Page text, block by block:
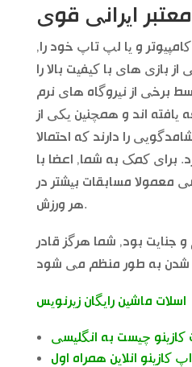
ایرانی قوی
و یا لپ تاپ خود را,
بازی های با کیفیت بالا را
برخی از نیروگاه های نرم
یافته اند و همچنین یکی از
را دارند که احتمالا
برای کمک به شما, اعضا با
معمولا مسابقات بیشتر در
هر ورزش.
جنایت بود, شما هرگز قادر
اسلات ماشین رایگان زیرنویس
کازینو چیست به انگلیسی
اپ کازینو انلاین همراه اول